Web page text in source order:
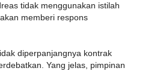
tidak menggunakan istilah
memberi respons
diperpanjangnya kontrak
Yang jelas, pimpinan